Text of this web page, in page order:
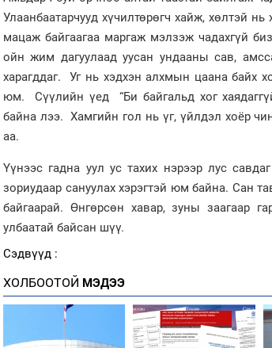
Улаанбаатарчууд хүчилтөрөгч хайж, хөлтэй
мацаж байгаагаа маргаж мэлзэж чадахгүй
ойн жим дагуулаад уусан ундааны сав,
харагддаг. Уг нь хэдхэн алхмын цаана байх
юм. Сүүлийн үед “Би байгальд хог
байна лээ. Хамгийн гол нь үг, үйлдэл хоёр
аа.
Үүнээс гадна уул ус тахих нэрээр лус
зориудаар сануулах хэрэгтэй юм байна. Сан
байгаарай. Өнгөрсөн хавар, зуны заагаар
улбаатай байсан шүү.
Сэдвүүд :
ХОЛБООТОЙ МЭДЭЭ